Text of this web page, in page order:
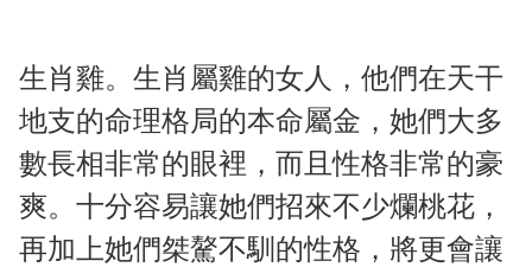
生肖雞。生肖屬雞的女人，他們在天干
地支的命理格局的本命屬金，她們大多
數長相非常的眼裡，而且性格非常的豪
爽。十分容易讓她們招來不少爛桃花，
再加上她們桀驁不馴的性格，將更會讓